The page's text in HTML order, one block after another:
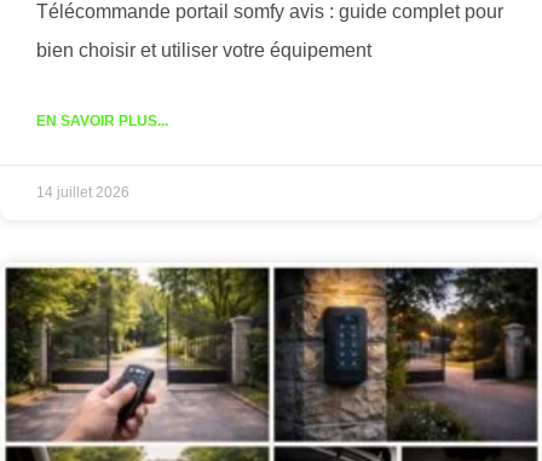
Télécommande portail somfy avis : guide complet pour
bien choisir et utiliser votre équipement
EN SAVOIR PLUS...
14 juillet 2026